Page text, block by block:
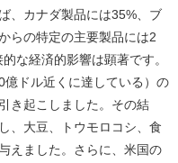
、カナダ製品には35%、ブ
らの特定の主要製品には2
な経済的影響は顕著です。
ドル近くに達している）の
き起こしました。その結
、大豆、トウモロコシ、食
えました。さらに、米国の